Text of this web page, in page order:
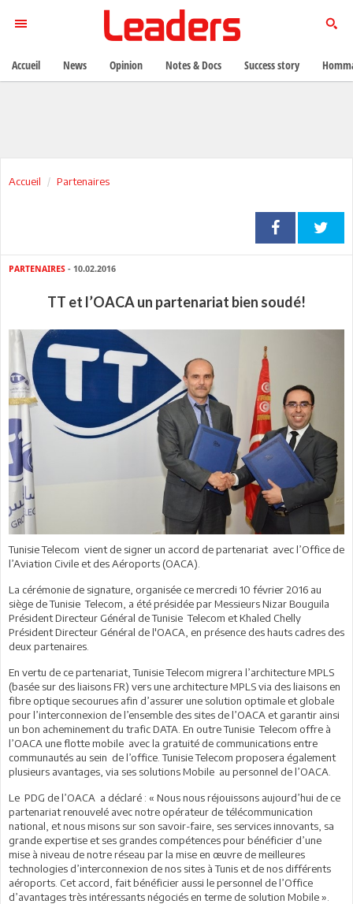
Accueil Partenaires
PARTENAIRES - 10.02.2016
TT et l’OACA un partenariat bien soudé!
Tunisie Telecom vient de signer un accord de partenariat avec l’Office de
l’Aviation Civile et des Aéroports (OACA).
La cérémonie de signature, organisée ce mercredi 10 février 2016 au
siège de Tunisie Telecom, a été présidée par Messieurs Nizar Bouguila
Président Directeur Général de Tunisie Telecom et Khaled Chelly
Président Directeur Général de l'OACA, en présence des hauts cadres des
deux partenaires.
En vertu de ce partenariat, Tunisie Telecom migrera l’architecture MPLS
(basée sur des liaisons FR) vers une architecture MPLS via des liaisons en
fibre optique secourues afin d’assurer une solution optimale et globale
pour l’interconnexion de l’ensemble des sites de l’OACA et garantir ainsi
un bon acheminement du trafic DATA. En outre Tunisie Telecom offre à
l’OACA une flotte mobile avec la gratuité de communications entre
communautés au sein de l’office. Tunisie Telecom proposera également
plusieurs avantages, via ses solutions Mobile au personnel de l’OACA.
Le PDG de l’OACA a déclaré : « Nous nous réjouissons aujourd’hui de ce
partenariat renouvelé avec notre opérateur de télécommunication
national, et nous misons sur son savoir-faire, ses services innovants, sa
grande expertise et ses grandes compétences pour bénéficier d’une
mise à niveau de notre réseau par la mise en œuvre de meilleures
technologies d’interconnexion de nos sites à Tunis et de nos différents
aéroports. Cet accord, fait bénéficier aussi le personnel de l’Office
d’avantages très intéressants négociés en terme de solution Mobile ».
Accueil News Opinion Notes & Docs Success story